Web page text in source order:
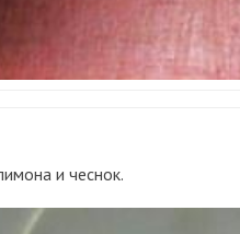
и чеснок.